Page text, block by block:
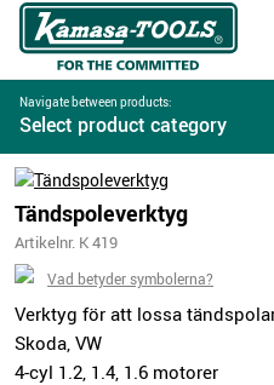
Navigate between products:
Select product category
Tändspoleverktyg
Artikelnr. K 419
Vad betyder symbolerna?
Verktyg för att lossa
Skoda, VW
4-cyl 1.2, 1.4, 1.6 motorer